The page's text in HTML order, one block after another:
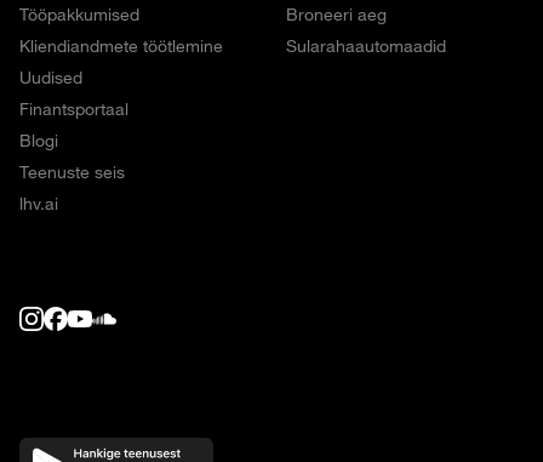
Tööpakkumised
Kliendiandmete töötlemine
Uudised
Finantsportaal
Blogi
Teenuste seis
lhv.ai
Broneeri aeg
Sularahaautomaadid